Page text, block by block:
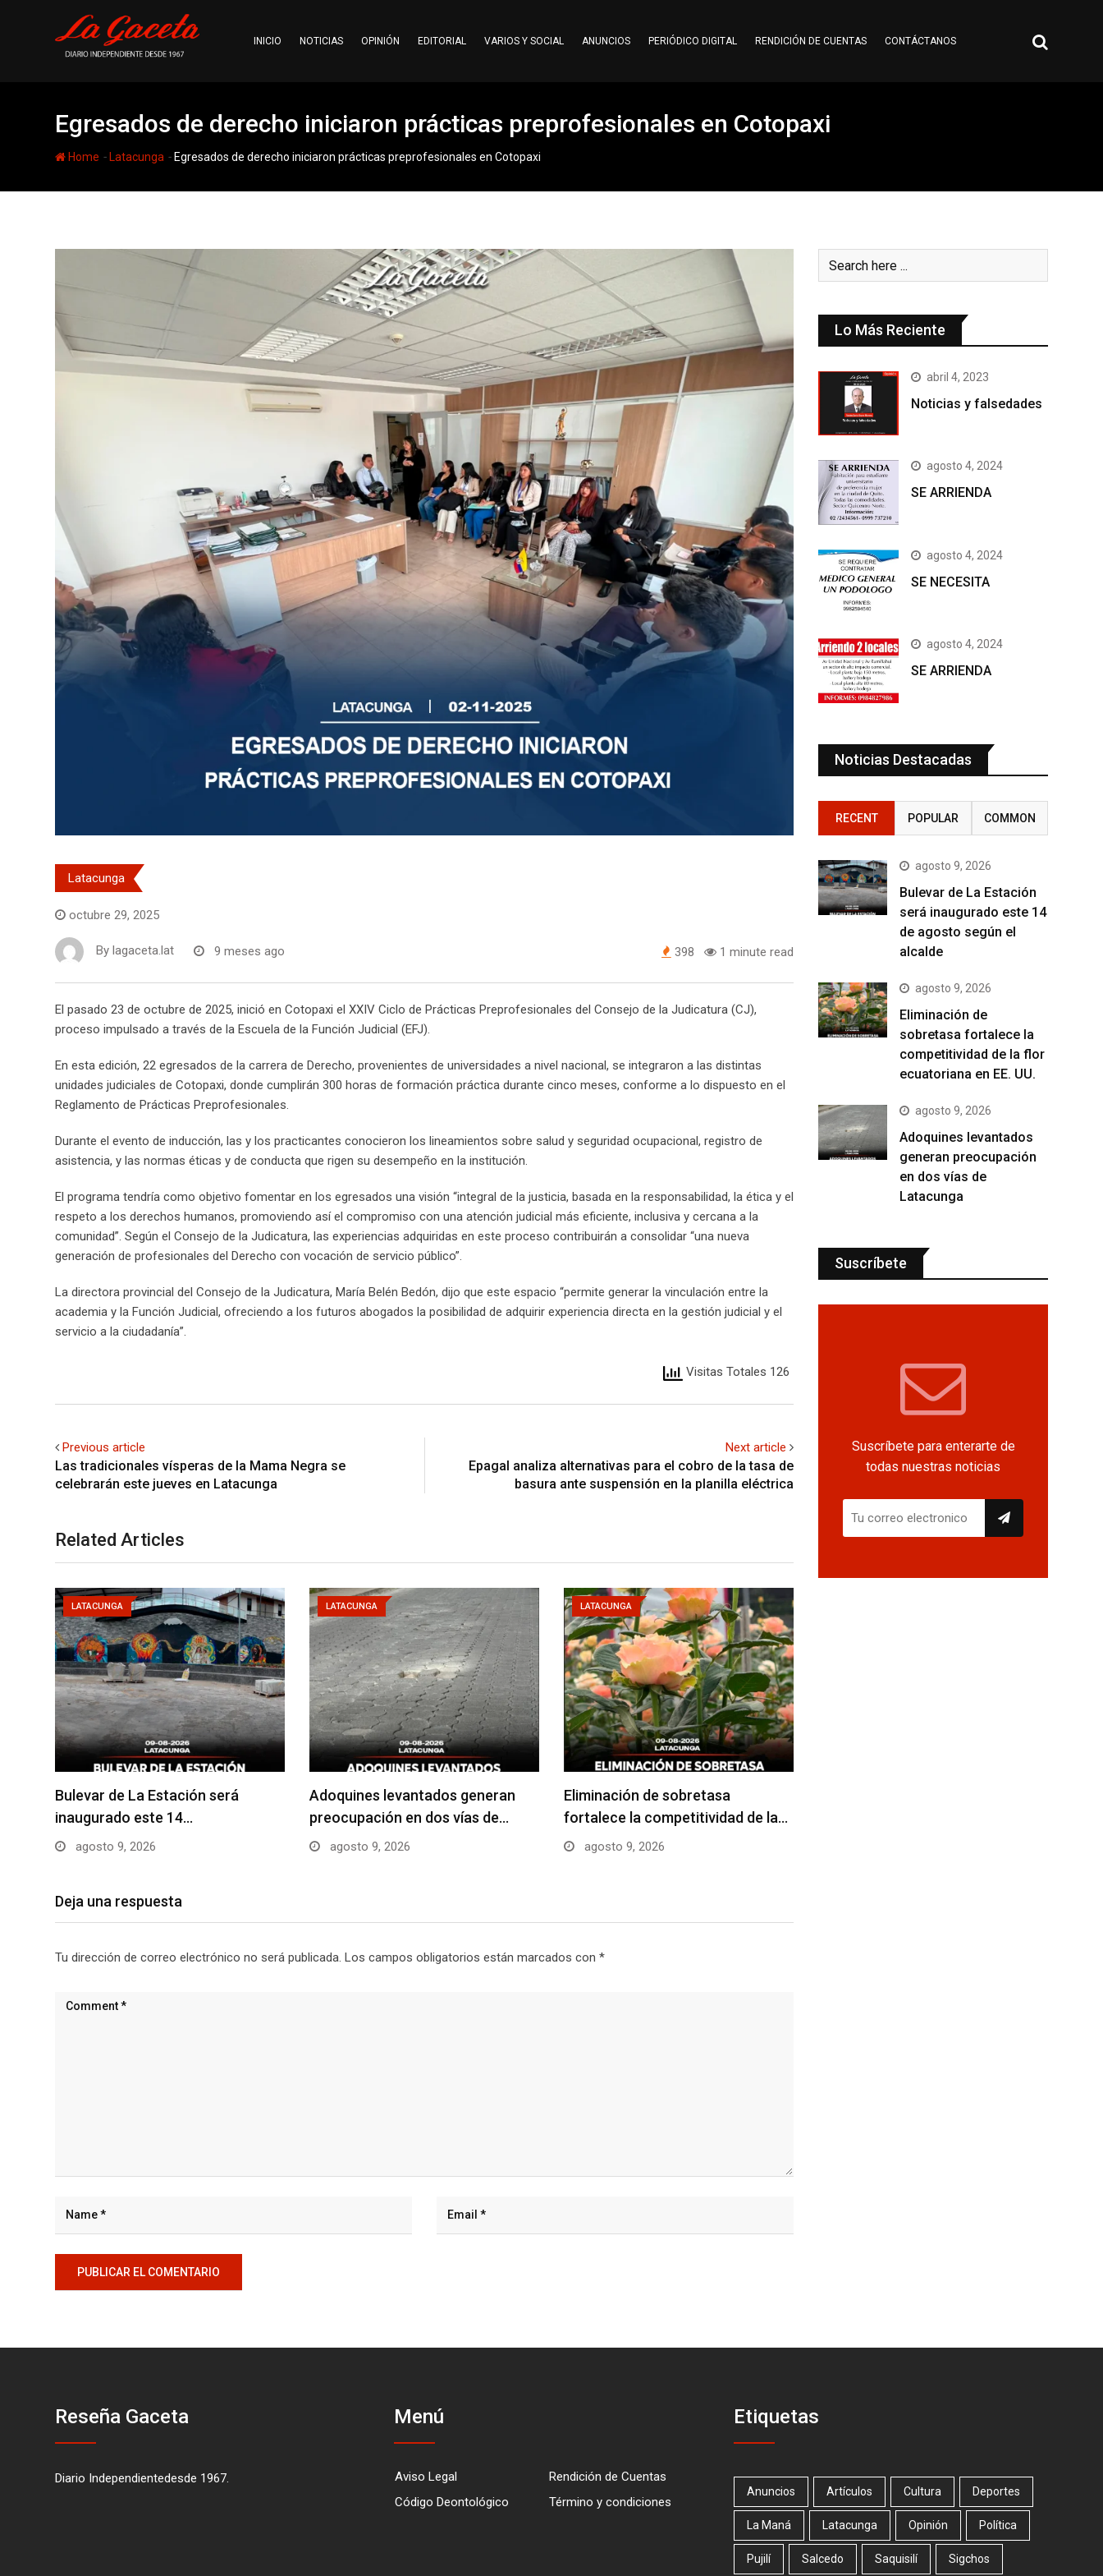
INICIO NOTICIAS OPINIÓN EDITORIAL VARIOS Y SOCIAL ANUNCIOS PERIÓDICO DIGITAL RENDICIÓN DE CUENTAS CONTÁCTANOS
Egresados de derecho iniciaron prácticas preprofesionales en Cotopaxi
Home - Latacunga - Egresados de derecho iniciaron prácticas preprofesionales en Cotopaxi
Latacunga
octubre 29, 2025
By lagaceta.lat 9 meses ago 398 1 minute read
El pasado 23 de octubre de 2025, inició en Cotopaxi el XXIV Ciclo de Prácticas Preprofesionales del Consejo de la Judicatura (CJ),
proceso impulsado a través de la Escuela de la Función Judicial (EFJ).
En esta edición, 22 egresados de la carrera de Derecho, provenientes de universidades a nivel nacional, se integraron a las distintas
unidades judiciales de Cotopaxi, donde cumplirán 300 horas de formación práctica durante cinco meses, conforme a lo dispuesto en el
Reglamento de Prácticas Preprofesionales.
Durante el evento de inducción, las y los practicantes conocieron los lineamientos sobre salud y seguridad ocupacional, registro de
asistencia, y las normas éticas y de conducta que rigen su desempeño en la institución.
El programa tendría como objetivo fomentar en los egresados una visión “integral de la justicia, basada en la responsabilidad, la ética y el
respeto a los derechos humanos, promoviendo así el compromiso con una atención judicial más eficiente, inclusiva y cercana a la
comunidad”. Según el Consejo de la Judicatura, las experiencias adquiridas en este proceso contribuirán a consolidar “una nueva
generación de profesionales del Derecho con vocación de servicio público”.
La directora provincial del Consejo de la Judicatura, María Belén Bedón, dijo que este espacio “permite generar la vinculación entre la
academia y la Función Judicial, ofreciendo a los futuros abogados la posibilidad de adquirir experiencia directa en la gestión judicial y el
servicio a la ciudadanía”.
Visitas Totales 126
Previous article
Las tradicionales vísperas de la Mama Negra se
celebrarán este jueves en Latacunga
Next article
Epagal analiza alternativas para el cobro de la tasa de
basura ante suspensión en la planilla eléctrica
Related Articles
LATACUNGA
Bulevar de La Estación será
inaugurado este 14…
agosto 9, 2026
LATACUNGA
Adoquines levantados generan
preocupación en dos vías de…
agosto 9, 2026
LATACUNGA
Eliminación de sobretasa
fortalece la competitividad de la…
agosto 9, 2026
Deja una respuesta
Tu dirección de correo electrónico no será publicada. Los campos obligatorios están marcados con *
Lo Más Reciente
abril 4, 2023
Noticias y falsedades
agosto 4, 2024
SE ARRIENDA
agosto 4, 2024
SE NECESITA
agosto 4, 2024
SE ARRIENDA
Noticias Destacadas
RECENT POPULAR COMMON
agosto 9, 2026
Bulevar de La Estación
será inaugurado este 14
de agosto según el
alcalde
agosto 9, 2026
Eliminación de
sobretasa fortalece la
competitividad de la flor
ecuatoriana en EE. UU.
agosto 9, 2026
Adoquines levantados
generan preocupación
en dos vías de
Latacunga
Suscríbete
Suscríbete para enterarte de
todas nuestras noticias
Reseña Gaceta
Diario Independientedesde 1967.
Menú
Aviso Legal
Rendición de Cuentas
Código Deontológico
Término y condiciones
Etiquetas
Anuncios Artículos Cultura Deportes
La Maná Latacunga Opinión Política
Pujilí Salcedo Saquisilí Sigchos